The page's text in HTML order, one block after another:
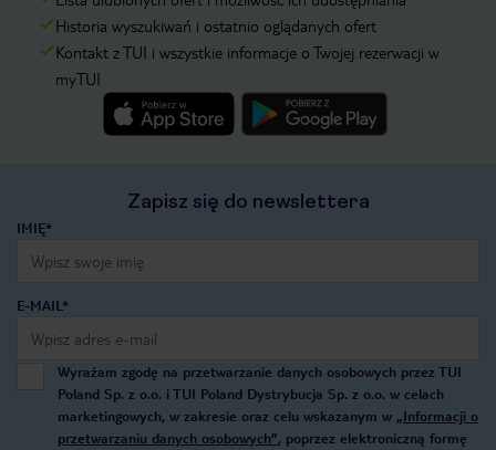
Historia wyszukiwań i ostatnio oglądanych ofert
Kontakt z TUI i wszystkie informacje o Twojej rezerwacji w
myTUI
Zapisz się do newslettera
IMIĘ*
E-MAIL*
Wyrażam zgodę na przetwarzanie danych osobowych przez TUI
Poland Sp. z o.o. i TUI Poland Dystrybucja Sp. z o.o. w celach
marketingowych, w zakresie oraz celu wskazanym w „Informacji o
przetwarzaniu danych osobowych”, poprzez elektroniczną formę